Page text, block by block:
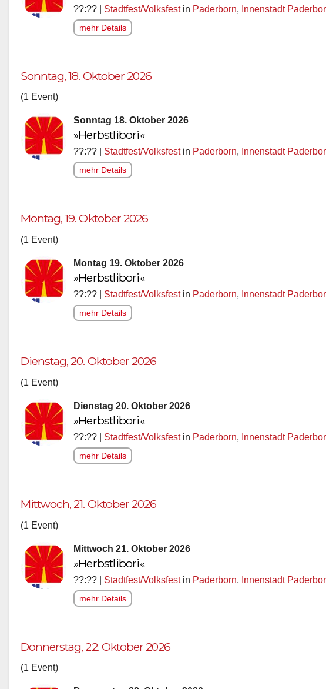
??:?? | Stadtfest/Volksfestin Paderborn, Innenstadt
mehr Details
Sonntag, 18. Oktober 2026
(1 Event)
Sonntag 18. Oktober 2026
»Herbstlibori«
??:?? | Stadtfest/Volksfestin Paderborn, Innenstadt
mehr Details
Montag, 19. Oktober 2026
(1 Event)
Montag 19. Oktober 2026
»Herbstlibori«
??:?? | Stadtfest/Volksfestin Paderborn, Innenstadt
mehr Details
Dienstag, 20. Oktober 2026
(1 Event)
Dienstag 20. Oktober 2026
»Herbstlibori«
??:?? | Stadtfest/Volksfestin Paderborn, Innenstadt
mehr Details
Mittwoch, 21. Oktober 2026
(1 Event)
Mittwoch 21. Oktober 2026
»Herbstlibori«
??:?? | Stadtfest/Volksfestin Paderborn, Innenstadt
mehr Details
Donnerstag, 22. Oktober 2026
(1 Event)